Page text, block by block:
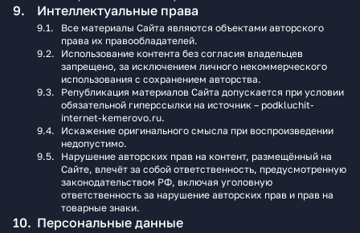
Интеллектуальные права
Все материалы Сайта являются объектами авторского
права их правообладателей.
Использование контента без согласия владельцев
запрещено, за исключением личного некоммерческого
использования с сохранением авторства.
Републикация материалов Сайта допускается при условии
обязательной гиперссылки на источник – podkluchit-
internet-kemerovo.ru.
Искажение оригинального смысла при воспроизведении
недопустимо.
Нарушение авторских прав на контент, размещённый на
Сайте, влечёт за собой ответственность, предусмотренную
законодательством РФ, включая уголовную
ответственность за нарушение авторских прав и прав на
товарные знаки.
Персональные данные